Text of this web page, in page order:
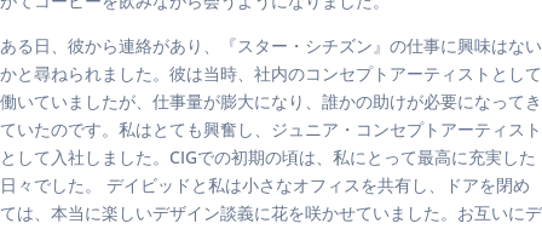
ある日、彼から連絡があり、『スター・シチズン』の仕事に興味はない
かと尋ねられました。彼は当時、社内のコンセプトアーティストとして
働いていましたが、仕事量が膨大になり、誰かの助けが必要になってき
ていたのです。私はとても興奮し、ジュニア・コンセプトアーティスト
として入社しました。CIGでの初期の頃は、私にとって最高に充実した
日々でした。 デイビッドと私は小さなオフィスを共有し、ドアを閉め
ては、本当に楽しいデザイン談義に花を咲かせていました。お互いにデ